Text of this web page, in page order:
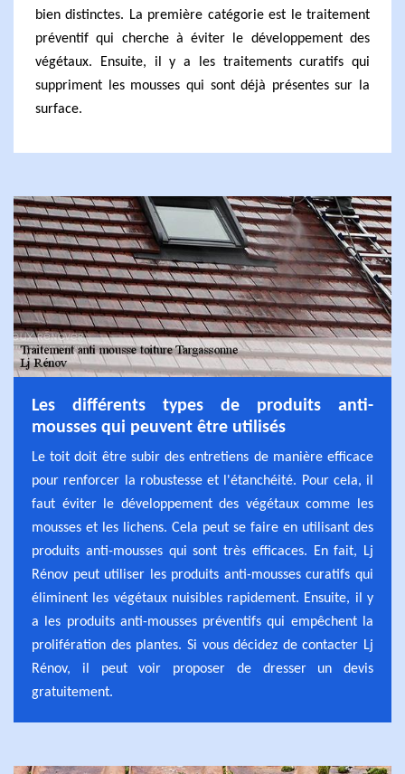
bien distinctes. La première catégorie est le traitement
préventif qui cherche à éviter le développement des
végétaux. Ensuite, il y a les traitements curatifs qui
suppriment les mousses qui sont déjà présentes sur la
surface.
Les différents types de produits anti-
mousses qui peuvent être utilisés
Le toit doit être subir des entretiens de manière efficace
pour renforcer la robustesse et l'étanchéité. Pour cela, il
faut éviter le développement des végétaux comme les
mousses et les lichens. Cela peut se faire en utilisant des
produits anti-mousses qui sont très efficaces. En fait, Lj
Rénov peut utiliser les produits anti-mousses curatifs qui
éliminent les végétaux nuisibles rapidement. Ensuite, il y
a les produits anti-mousses préventifs qui empêchent la
prolifération des plantes. Si vous décidez de contacter Lj
Rénov, il peut voir proposer de dresser un devis
gratuitement.